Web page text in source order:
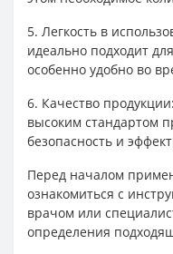
5. Легкость в
идеально подходит
особенно удобно во
6. Качество
высоким стандартом
безопасность и
Перед началом
ознакомиться с
врачом или
определения